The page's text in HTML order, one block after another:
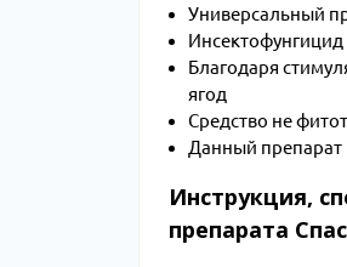
Универсальный
Благодаря
ягод
Средство не
Данный препарат
Инструкция,
препарата